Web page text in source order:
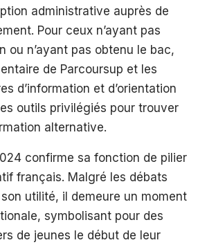
administrative auprès de
Pour ceux n’ayant pas
ou n’ayant pas obtenu le bac,
de Parcoursup et les
d’information et d’orientation
outils privilégiés pour trouver
alternative.
confirme sa fonction de pilier
français. Malgré les débats
utilité, il demeure un moment
symbolisant pour des
de jeunes le début de leur